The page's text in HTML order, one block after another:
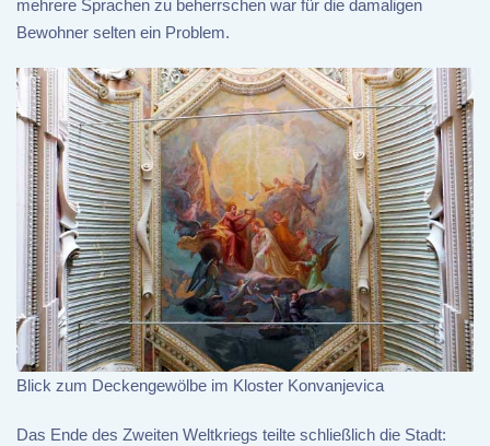
mehrere Sprachen zu beherrschen war für die damaligen
Bewohner selten ein Problem.
Blick zum Deckengewölbe im Kloster Konvanjevica
Das Ende des Zweiten Weltkriegs teilte schließlich die Stadt: